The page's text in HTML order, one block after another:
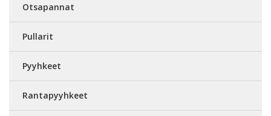
Otsapannat
Pullarit
Pyyhkeet
Rantapyyhkeet